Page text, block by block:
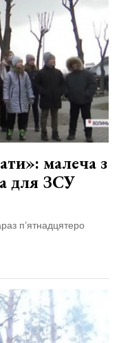
малеча з
для ЗСУ
п’ятнадцятеро